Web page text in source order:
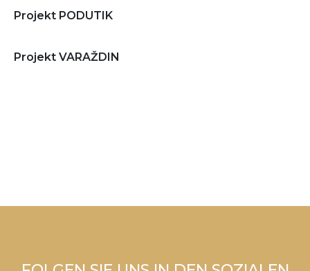
Projekt PODUTIK
Projekt VARAŽDIN